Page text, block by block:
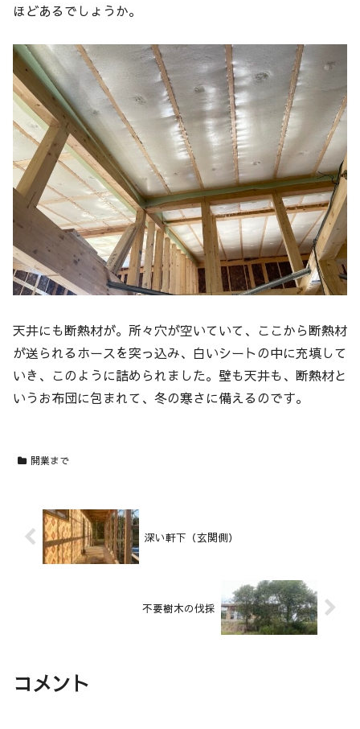
ほどあるでしょうか。
天井にも断熱材が。所々穴が空いていて、ここから断熱材
が送られるホースを突っ込み、白いシートの中に充填して
いき、このように詰められました。壁も天井も、断熱材と
いうお布団に包まれて、冬の寒さに備えるのです。
開業まで
深い軒下（玄関側）
不要樹木の伐採
コメント